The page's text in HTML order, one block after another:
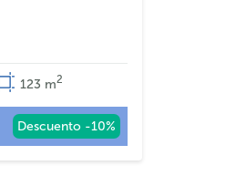
123 m2
Descuento -10%